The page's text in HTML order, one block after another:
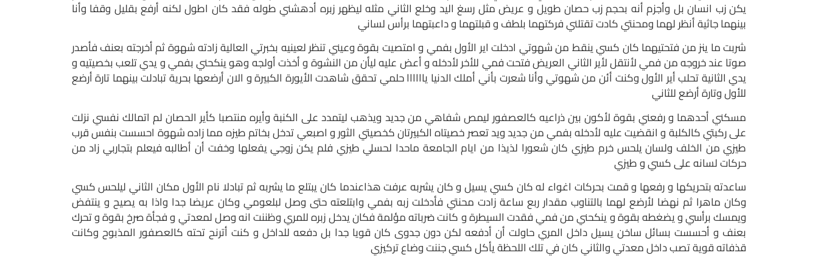
يكن زب انسان بل وأجزم أنه بحجم زب حصان طويل و عريض مثل رسغ اليد وخلع الثاني مثله ليظهر زبره أدهشني طوله فقد كان اطول لكنه أرفع بقليل وقفا وأنا
بينهما جاثية أنظر لهما ومحنتي كادت تقتلني فركتهما بلطف و قبلتهما و داعبتهما برأس لساني
شربت ما ينز من فتحتيهما كان كسي ينقط من شهوتي ادخلت اير الأول بفمي و امتصيت بقوة وعيني تنظر لعينيه بخبرتي العالية زادته شهوة ثم أخرجته بعنف فأصدر
صوتا عند خروجه من فمي لأنتقل لأير الثاني العريض فتحت فمي للأخر لأدخله و أعض عليه ليأن من النشوة و أخذت أولجه وهو ينكحني بفمي و يدي تلعب بخصيتيه و
يدي الثانية تحلب أير الأول وكنت أئن من شهوتي وأنا شعرت بأني أملك الدنيا ياااااا حلمي تحقق شاهدت الأيورة الكبيرة و الان أرضعها بحرية تبادلت بينهما تارة أرضع
للأول وتارة أرضع للثاني
مسكني أحدهما و رفعني بقوة لأكون بين ذراعيه كالعصفور ليمص شفاهي من جديد ويذهب ليتمدد على الكنبة وأيره منتصبا كأير الحصان لم اتمالك نفسي نزلت
على ركبتي كالكلبة و انقضيت عليه لأدخله بفمي من جديد ويد تعصر خصيتاه الكبيرتان كخصيتي الثور و اصبعي تدخل بخاتم طيزه مما زاده شهوة احسست بنفس قرب
طيزي من الخلف ولسان يلحس خرم طيزي كان شعورا لذيذا من ايام الجامعة ماحدا لحسلي طيزي فلم يكن زوجي يفعلها وخفت أن أطالبه فيعلم بتجاربي زاد من
حركات لسانه على كسي و طيزي
ساعدته بتحريكها و رفعها و قمت بحركات اغواء له كان كسي يسيل و كان يشربه عرفت هذاعندما كان يبتلع ما يشربه ثم تبادلا نام الأول مكان الثاني ليلحس كسي
وكان ماهرا ثم نهضا لأرضع لهما بالتناوب مقدار ربع ساعة زادت محنتي فأدخلت زبه بفمي وابتلعته حتى وصل لبلعومي وكان عريضا جدا واذا به يصيح و ينتفض
ويمسك برأسي و يضغطه بقوة و ينكحني من فمي فقدت السيطرة و كانت ضرباته مؤلمة فكان يدخل زبره للمري وظننت انه وصل لمعدتي و فجأة صرخ بقوة و تحرك
بعنف و أحسست بسائل ساخن يسيل داخل المري حاولت أن أدفعه لكن دون جدوى كان قويا جدا بل دفعه للداخل و كنت أترنح تحته كالعصفور المذبوح وكانت
قذفاته قوية تصب داخل معدتي والثاني كان في تلك اللحظة يأكل كسي جننت وضاع تركيزي